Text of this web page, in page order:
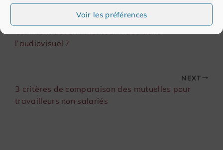
Voir les préférences
l’audiovisuel ?
NEXT
3 critères de comparaison des mutuelles pour
travailleurs non salariés